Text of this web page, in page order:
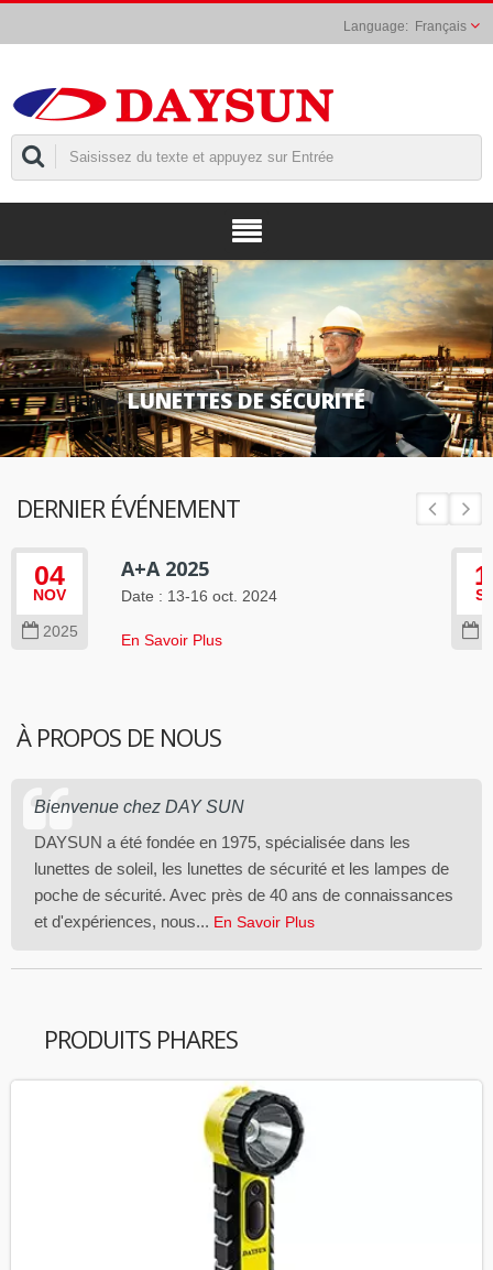
Français
LUNETTES DE SÉCURITÉ
DERNIER ÉVÉNEMENT
04
NOV
2025
A+A 2025
Date : 13-16 oct. 2024
En Savoir Plus
À PROPOS DE NOUS
Bienvenue chez DAY SUN
DAYSUN a été fondée en 1975, spécialisée dans les
lunettes de soleil, les lunettes de sécurité et les lampes de
poche de sécurité. Avec près de 40 ans de connaissances
et d'expériences, nous... En Savoir Plus
PRODUITS PHARES